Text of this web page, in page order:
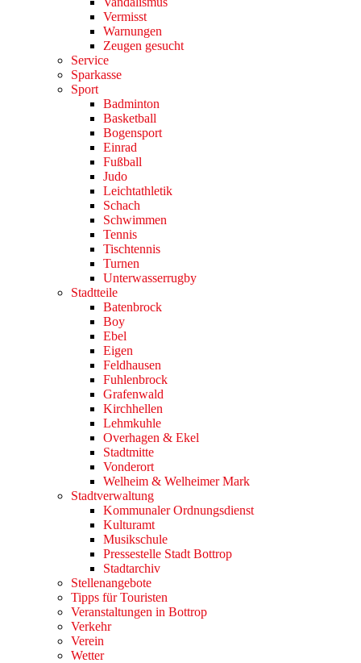
Vermisst
Warnungen
Zeugen gesucht
Service
Sparkasse
Sport
Badminton
Basketball
Bogensport
Einrad
Fußball
Judo
Leichtathletik
Schach
Schwimmen
Tennis
Tischtennis
Turnen
Unterwasserrugby
Stadtteile
Batenbrock
Boy
Ebel
Eigen
Feldhausen
Fuhlenbrock
Grafenwald
Kirchhellen
Lehmkuhle
Overhagen & Ekel
Stadtmitte
Vonderort
Welheim & Welheimer Mark
Stadtverwaltung
Kommunaler Ordnungsdienst
Kulturamt
Musikschule
Pressestelle Stadt Bottrop
Stadtarchiv
Stellenangebote
Tipps für Touristen
Veranstaltungen in Bottrop
Verkehr
Verein
Wetter